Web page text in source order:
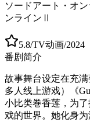
ソードアート・オ
ンラインⅡ
5.8/TV动画/2024
番剧简介
故事舞台设定在充
多人线上游戏）《
小比类巻香莲，为
戏的世界。她化身